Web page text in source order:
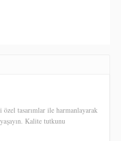
özel tasarımlar ile harmanlayarak
Kalite tutkunu